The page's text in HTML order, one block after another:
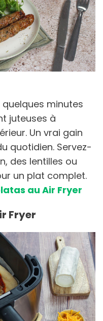
minutes
juteuses à
Un vrai gain
quotidien. Servez-
des lentilles ou
un plat complet.
au Air Fryer
Fryer